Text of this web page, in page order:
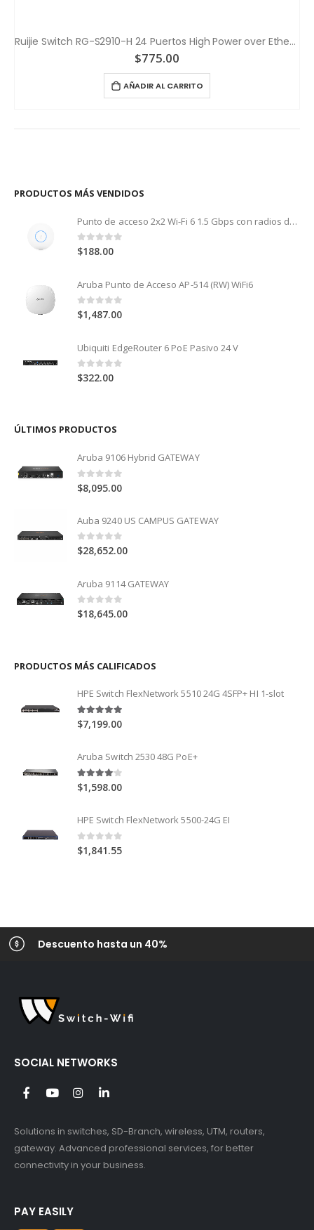
Ruijie Switch RG-S2910-H 24 Puertos High Power over Ethernet (HPoE)
$775.00
AÑADIR AL CARRITO
PRODUCTOS MÁS VENDIDOS
Punto de acceso 2x2 Wi-Fi 6 1.5 Gbps con radios de 5 GHz (MU-MIMO y OFDMA) y 2.4 GHz (MIMO)
0out of 5
$188.00
Aruba Punto de Acceso AP-514 (RW) WiFi6
0out of 5
$1,487.00
Ubiquiti EdgeRouter 6 PoE Pasivo 24 V
0out of 5
$322.00
ÚLTIMOS PRODUCTOS
Aruba 9106 Hybrid GATEWAY
0out of 5
$8,095.00
Auba 9240 US CAMPUS GATEWAY
0out of 5
$28,652.00
Aruba 9114 GATEWAY
0out of 5
$18,645.00
PRODUCTOS MÁS CALIFICADOS
HPE Switch FlexNetwork 5510 24G 4SFP+ HI 1-slot
5.00out of 5
$7,199.00
Aruba Switch 2530 48G PoE+
4.00out of 5
$1,598.00
HPE Switch FlexNetwork 5500-24G EI
0 out of 5
$1,841.55
Descuento hasta un 40%
SOCIAL NETWORKS
Solutions in switches, SD-Branch, wireless, UTM, routers,
gateway. Advanced professional services, for better
connectivity in your business.
PAY EASILY